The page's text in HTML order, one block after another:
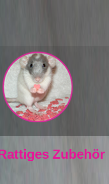
Zubehör